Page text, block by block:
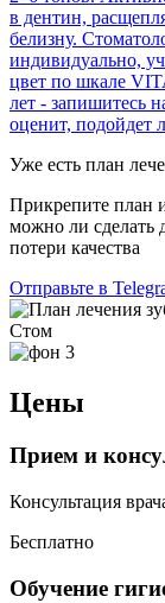
в дентин,
белизну.
индивидуально,
цвет по шкале
лет - запишитесь
оценит, подойдет
Уже есть план
Прикрепите план
можно ли сделать
потери качества
Отправьте в
Цены
Прием и
Консультация
Бесплатно
Обучение